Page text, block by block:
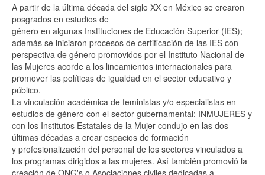
A partir de la última década del siglo XX en México se crearon
posgrados en estudios de
género en algunas Instituciones de Educación Superior (IES);
además se iniciaron procesos de certificación de las IES con
perspectiva de género promovidos por el Instituto Nacional de
las Mujeres acorde a los lineamientos internacionales para
promover las políticas de igualdad en el sector educativo y
público.
La vinculación académica de feministas y/o especialistas en
estudios de género con el sector gubernamental: INMUJERES y
con los Institutos Estatales de la Mujer condujo en las dos
últimas décadas a crear espacios de formación
y profesionalización del personal de los sectores vinculados a
los programas dirigidos a las mujeres. Así también promovió la
creación de ONG's o Asociaciones civiles dedicadas a